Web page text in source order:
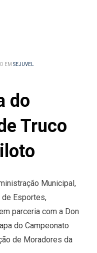
EM SEJUVEL
do
Truco
Municipal,
Esportes,
parceria com a Don
do Campeonato
de Moradores da